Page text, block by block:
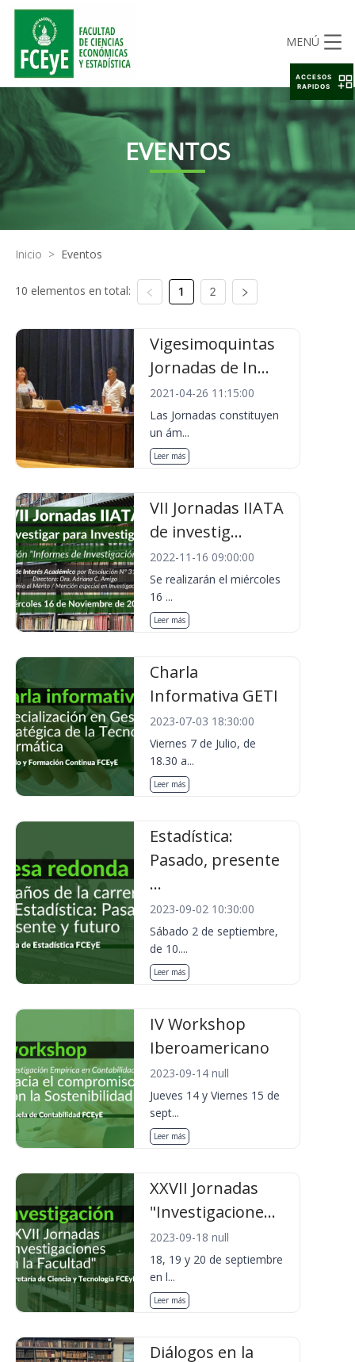
MENÚ
EVENTOS
Inicio > Eventos
10 elementos en total: 1 2
Vigesimoquintas
Jornadas de In...
2021-04-26 11:15:00
Las Jornadas constituyen
un ám...
Leer más
VII Jornadas IIATA
de investig...
2022-11-16 09:00:00
Se realizarán el miércoles
16 ...
Leer más
Charla
Informativa GETI
2023-07-03 18:30:00
Viernes 7 de Julio, de
18.30 a...
Leer más
Estadística:
Pasado, presente
...
2023-09-02 10:30:00
Sábado 2 de septiembre,
de 10....
Leer más
IV Workshop
Iberoamericano
2023-09-14 null
Jueves 14 y Viernes 15 de
sept...
Leer más
XXVII Jornadas
"Investigacione...
2023-09-18 null
18, 19 y 20 de septiembre
en l...
Leer más
Diálogos en la
ACCESOS
RAPIDOS